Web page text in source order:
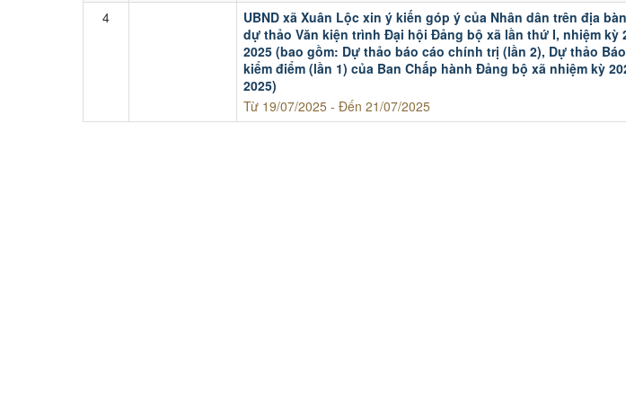
4
UBND xã Xuân Lộc xin ý kiến góp ý của Nhân dân trên địa
dự thảo Văn kiện trình Đại hội Đảng bộ xã lần thứ I, nhiệm kỳ
2025 (bao gồm: Dự thảo báo cáo chính trị (lần 2), Dự thảo
kiểm điểm (lần 1) của Ban Chấp hành Đảng bộ xã nhiệm kỳ
2025)
Từ 19/07/2025 - Đến 21/07/2025